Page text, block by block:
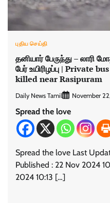
புதிய செய்தி
தனியார் பேருந்து – லாரி
பேர் உயிரிழப்பு | Private
killed near Rasipuram
Daily News Tamil November
Spread the love
Spread the love Last
Published : 22 Nov 2024
2024 10:13 […]